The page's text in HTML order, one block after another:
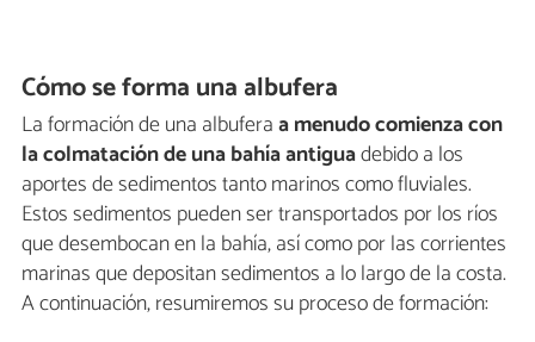
Cómo se forma una albufera
La formación de una albuferaa menudo comienza con
la colmatación de una bahía antiguadebido a los
aportes de sedimentos tanto marinos como fluviales.
Estos sedimentos pueden ser transportados por los ríos
que desembocan en la bahía, así como por las corrientes
marinas que depositan sedimentos a lo largo de la costa.
A continuación, resumiremos su proceso de formación: